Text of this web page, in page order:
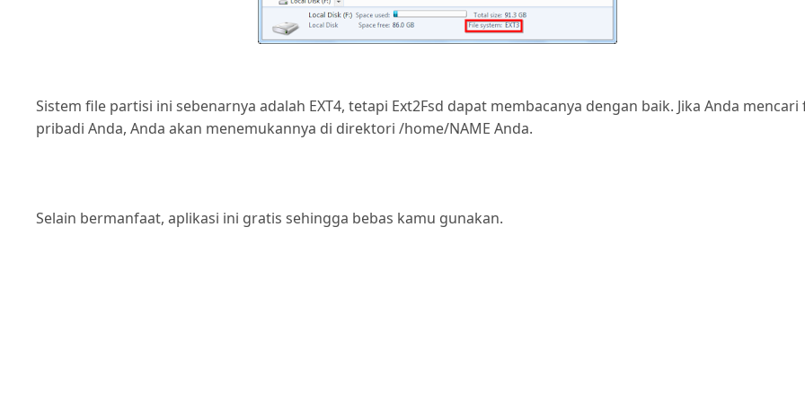
Sistem file partisi ini sebenarnya adalah EXT4, tetapi Ext2Fsd dapat membacanya dengan baik. Jika Anda mencari
pribadi Anda, Anda akan menemukannya di direktori /home/NAME Anda.
Selain bermanfaat, aplikasi ini gratis sehingga bebas kamu gunakan.